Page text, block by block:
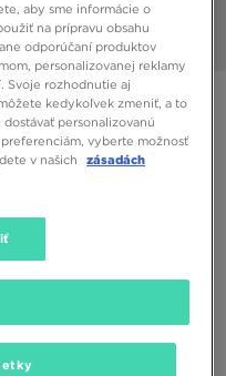
pred zľavou)
aby sme informácie o
na prípravu obsahu
odporúčaní produktov
personalizovanej reklamy
Svoje rozhodnutie aj
kedykoľvek zmeniť, a to
personalizovanú
vyberte možnosť
v našich
zásadách